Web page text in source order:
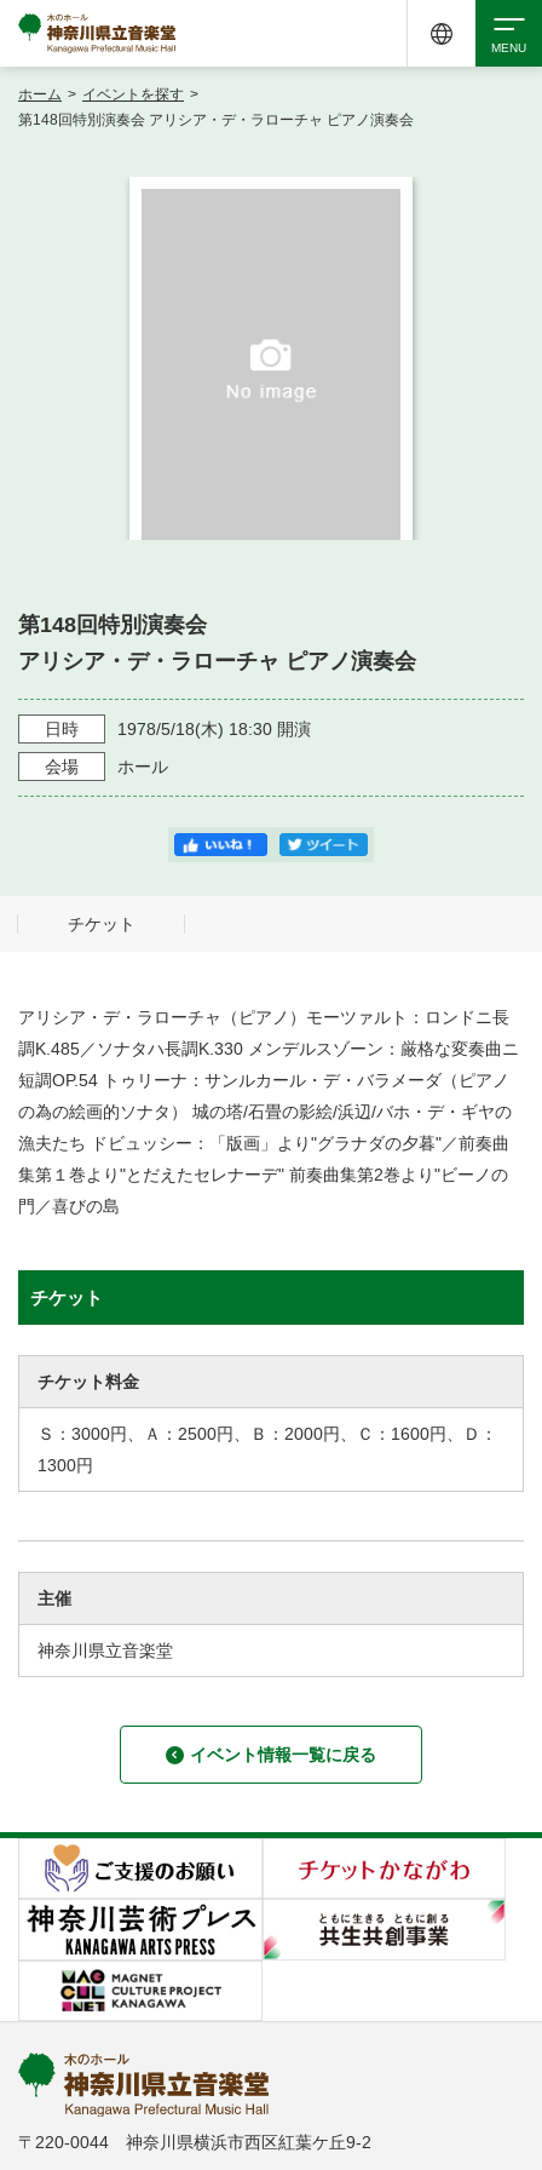
・ フロアマップ
・ よくある質問
・ 空き状況
・ 利用料金
・ 音楽堂のご案内
・ フロアマップ
・ 芸術参与
神奈川県立音楽堂
SNS
ホーム > イベントを探す >
第148回特別演奏会 アリシア・デ・ラローチャ ピアノ演奏会
第148回特別演奏会
アリシア・デ・ラローチャ ピアノ演奏会
日時 1978/5/18(木) 18:30 開演
会場
ホール
チケット
アリシア・デ・ラローチャ（ピアノ）モーツァルト：ロンドニ長
調K.485／ソナタハ長調K.330 メンデルスゾーン：厳格な変奏曲ニ
短調OP.54 トゥリーナ：サンルカール・デ・バラメーダ（ピアノ
の為の絵画的ソナタ） 城の塔/石畳の影絵/浜辺/バホ・デ・ギヤの
漁夫たち ドビュッシー：「版画」より"グラナダの夕暮"／前奏曲
集第１巻より"とだえたセレナーデ" 前奏曲集第2巻より"ビーノの
門／喜びの島
チケット
チケット料金
Ｓ：3000円、Ａ：2500円、Ｂ：2000円、Ｃ：1600円、Ｄ：
1300円
主催
神奈川県立音楽堂
イベント情報一覧に戻る
〒220-0044 神奈川県横浜市西区紅葉ケ丘9-2